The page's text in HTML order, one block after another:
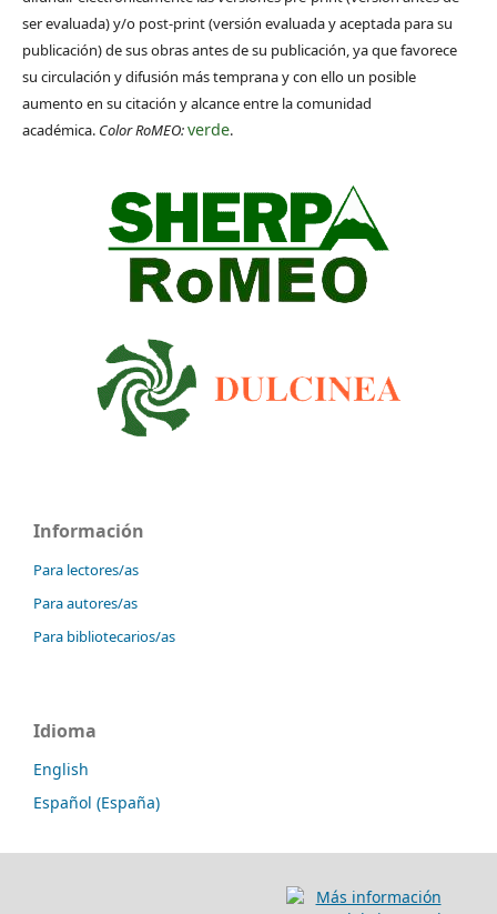
ser evaluada) y/o post-print (versión evaluada y aceptada para su
publicación) de sus obras antes de su publicación, ya que favorece
su circulación y difusión más temprana y con ello un posible
aumento en su citación y alcance entre la comunidad
académica. Color RoMEO:verde.
Información
Para lectores/as
Para autores/as
Para bibliotecarios/as
Idioma
English
Español (España)